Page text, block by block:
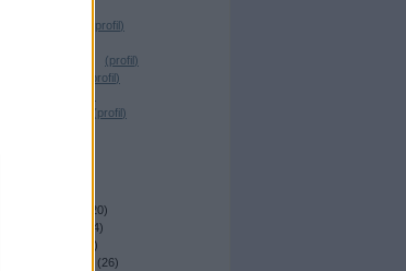
profil)
(profil)
profil)
(profil)
20)
24)
)
(26)